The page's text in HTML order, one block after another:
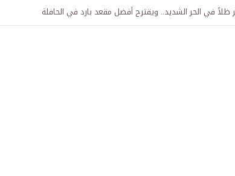
“الجامعة السورية التركية” في دمشق.. منح دراسية واعتراف بالشهادات